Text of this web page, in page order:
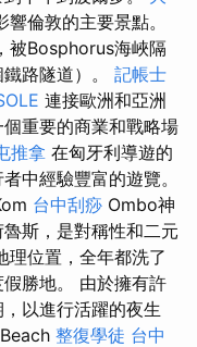
倫敦的主要景點。
被Bosphorus海峽隔
路隧道）。 記帳士
連接歐洲和亞洲
重要的商業和戰略場
推拿 在匈牙利導遊的
中經驗豐富的遊覽。
台中刮痧 Ombo神
斯，是對稱性和二元
理位置，全年都洗了
勝地。 由於擁有許
以進行活躍的夜生
整復學徒 台中